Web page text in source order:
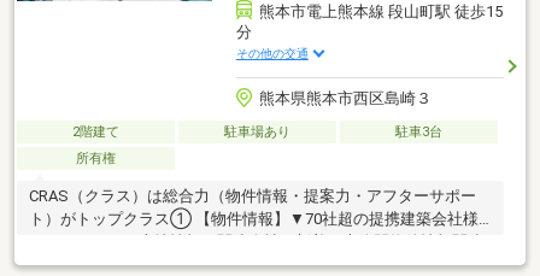
熊本市電上熊本線 段山町駅 徒歩15
分
その他の交通
熊本県熊本市西区島崎３
2階建て 駐車場あり
駐車3台
所有権
CRAS（クラス）は総合力（物件情報・提案力・アフターサポー
ト）がトップクラス① 【物件情報】▼70社超の提携建築会社様
モデルハウスや土地情報▼関連会社の新着・未公開物件情報関連
会社にグッドバイバイ② 【提案力】▼住宅ローン提携金融機関